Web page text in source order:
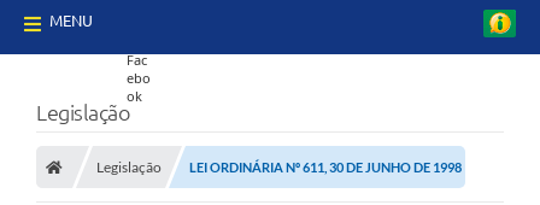
MENU
Legislação
Legislação LEI ORDINÁRIA Nº 611, 30 DE JUNHO DE 1998